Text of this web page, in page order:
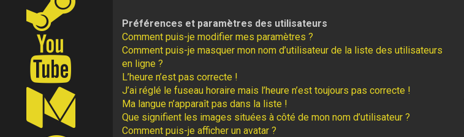
Préférences et paramètres des utilisateurs
Comment puis-je modifier mes paramètres ?
Comment puis-je masquer mon nom d’utilisateur de la liste des utilisateurs
en ligne ?
L’heure n’est pas correcte !
J’ai réglé le fuseau horaire mais l’heure n’est toujours pas correcte !
Ma langue n’apparaît pas dans la liste !
Que signifient les images situées à côté de mon nom d’utilisateur ?
Comment puis-je afficher un avatar ?